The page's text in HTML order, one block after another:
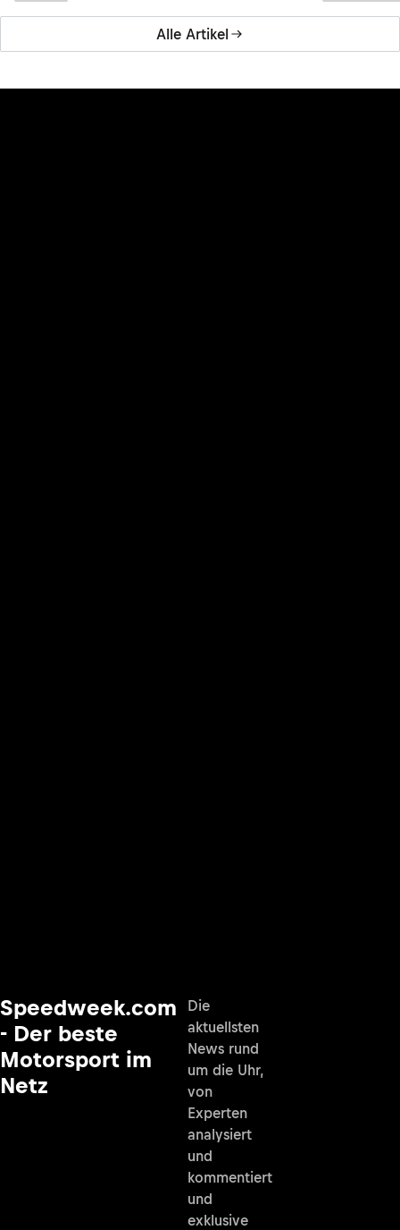
Alle Artikel
Speedweek.com
- Der beste
Motorsport im
Netz
Die
aktuellsten
News rund
um die Uhr,
von
Experten
analysiert
und
kommentiert
und
exklusive